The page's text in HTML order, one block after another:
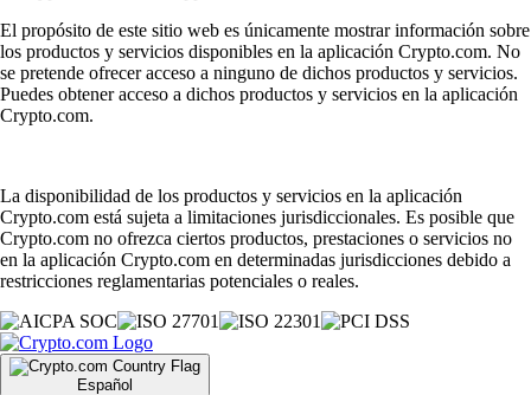
El propósito de este sitio web es únicamente mostrar información sobre
los productos y servicios disponibles en la aplicación Crypto.com. No
se pretende ofrecer acceso a ninguno de dichos productos y servicios.
Puedes obtener acceso a dichos productos y servicios en la aplicación
Crypto.com.
La disponibilidad de los productos y servicios en la aplicación
Crypto.com está sujeta a limitaciones jurisdiccionales. Es posible que
Crypto.com no ofrezca ciertos productos, prestaciones o servicios no
en la aplicación Crypto.com en determinadas jurisdicciones debido a
restricciones reglamentarias potenciales o reales.
Español